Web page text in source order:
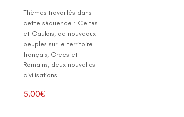
Thèmes travaillés dans
cette séquence : Celtes
et Gaulois, de nouveaux
peuples sur le territoire
français, Grecs et
Romains, deux nouvelles
civilisations...
5,00€